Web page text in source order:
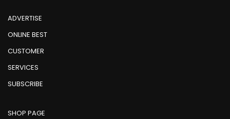
ADVERTISE
ONLINE BEST
CUSTOMER
SERVICES
SUBSCRIBE
SHOP PAGE